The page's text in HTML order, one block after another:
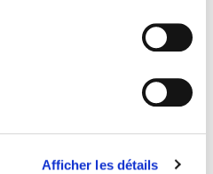
Afficher les détails
Arangiz antolatu dute.